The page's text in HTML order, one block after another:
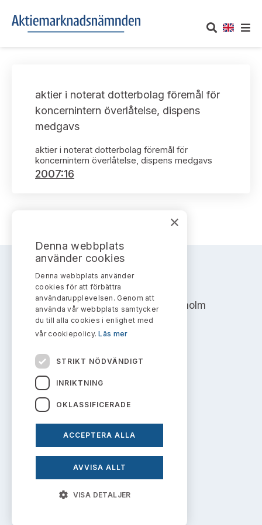
Om oss
Vårt uppdrag
Informationsgivning
Arbetsordning
Ledamöter
Huvudmän
Verksamhetsberättelser
Publikationer och anföranden
UTTALANDEN
Om nämndens uttalanden
Framställningar och konsultation
Samtliga uttalanden sorterade årsvis
Uttalanden sorterade ämnesvis
Sök uttalanden
Avgifter
TAKEOVER-REGLER
Takeover-regler för reglerade marknader och vissa
handelsplattformar
AKTUELLT
Bildarkiv
Kontakt angående ansökningar och uttalanden
aktier i noterat dotterbolag föremål för
koncernintern överlåtelse, dispens
medgavs
aktier i noterat dotterbolag föremål för
koncernintern överlåtelse, dispens medgavs
2007:16
AKTIEMARKNADSNÄMNDEN
Address: Box 7354, 103 90 Stockholm
info@aktiemarknadsnamnden.se
Om innehållet
Om webbplatsen
Prenumerera på uttalanden
×
Denna webbplats
använder cookies
Denna webbplats använder
cookies för att förbättra
användarupplevelsen. Genom att
använda vår webbplats samtycker
du till alla cookies i enlighet med
vår cookiepolicy.Läs mer
STRIKT NÖDVÄNDIGT
INRIKTNING
OKLASSIFICERADE
ACCEPTERA ALLA
AVVISA ALLT
VISA DETALJER